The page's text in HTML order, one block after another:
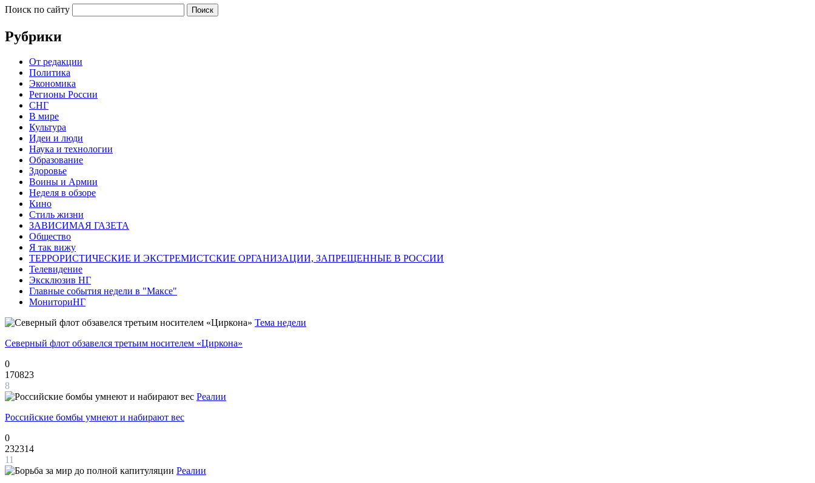
Поиск по сайту
Рубрики
От редакции
Политика
Экономика
Регионы России
СНГ
В мире
Культура
Идеи и люди
Наука и технологии
Образование
Здоровье
Воины и Армии
Неделя в обзоре
Кино
Стиль жизни
ЗАВИСИМАЯ ГАЗЕТА
Общество
Я так вижу
ТЕРРОРИСТИЧЕСКИЕ И ЭКСТРЕМИСТСКИЕ ОРГАНИЗАЦИИ, ЗАПРЕЩЕННЫЕ В РОССИИ
Телевидение
Эксклюзив НГ
Главные события недели в "Максе"
МониториНГ
Тема недели
Северный флот обзавелся третьим носителем «Циркона»
0
170823
8
Реалии
Российские бомбы умнеют и набирают вес
0
232314
11
Реалии